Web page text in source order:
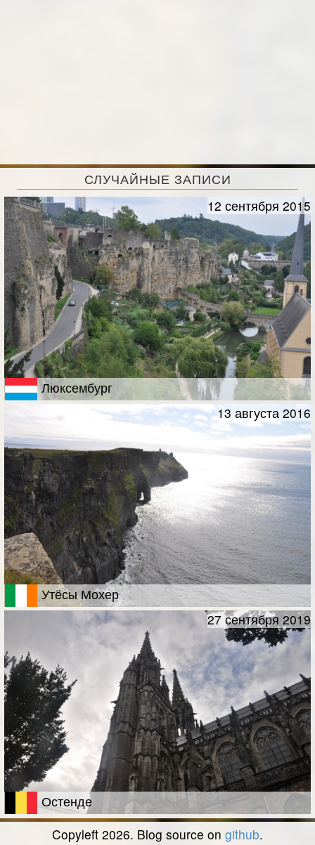
СЛУЧАЙНЫЕ ЗАПИСИ
Люксембург
12 сентября 2015
Утёсы Мохер
13 августа 2016
Остенде
27 сентября 2019
Copyleft 2026. Blog source on github.